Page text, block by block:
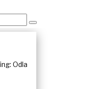
Odla